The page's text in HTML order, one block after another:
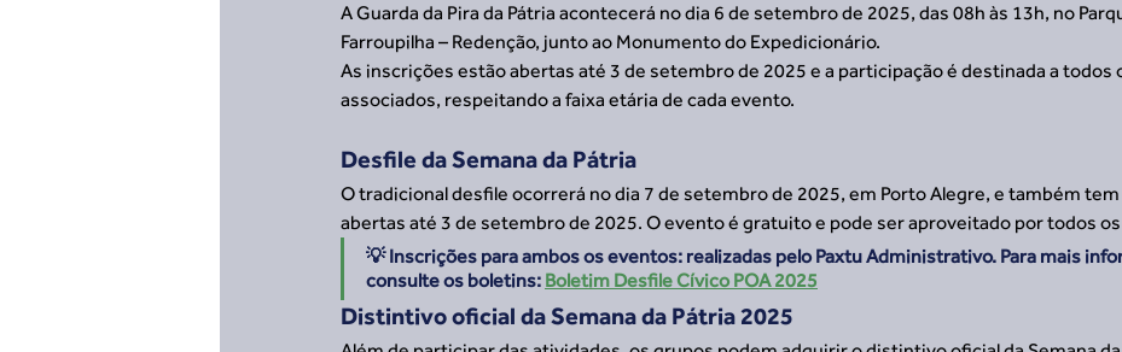
A Guarda da Pira da Pátria acontecerá no dia 6 de setembro de 2025, das 08h às 13h, no
Farroupilha – Redenção, junto ao Monumento do Expedicionário.
As inscrições estão abertas até 3 de setembro de 2025 e a participação é destinada a todos
associados, respeitando a faixa etária de cada evento.
Desfile da Semana da Pátria
O tradicional desfile ocorrerá no dia 7 de setembro de 2025, em Porto Alegre, e também
abertas até 3 de setembro de 2025. O evento é gratuito e pode ser aproveitado por todos
💡 Inscrições para ambos os eventos: realizadas pelo Paxtu Administrativo. Para mais
consulte os boletins: Boletim Desfile Cívico POA 2025
Distintivo oficial da Semana da Pátria 2025